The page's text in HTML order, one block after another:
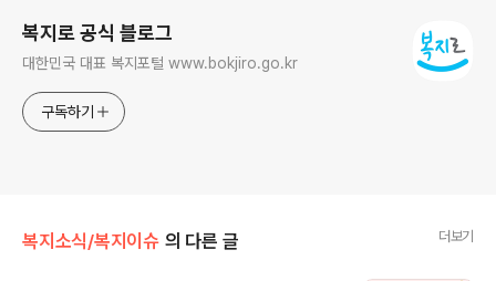
복지로 공식 블로그
대한민국 대표 복지포털 www.bokjiro.go.kr
구독하기
복지소식/복지이슈 의 다른 글 더보기